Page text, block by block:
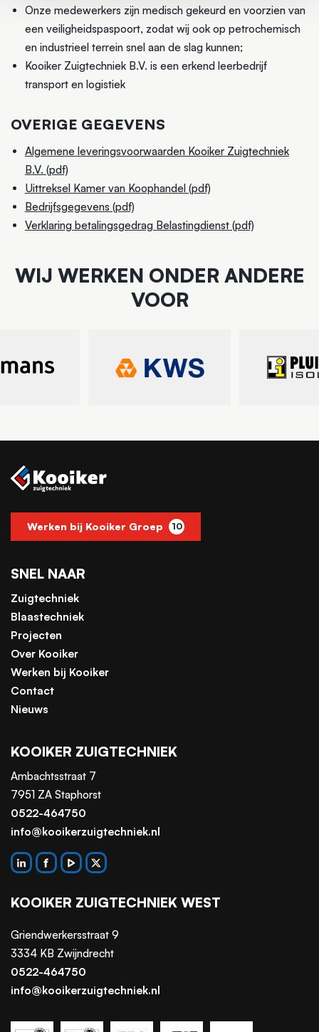
Onze medewerkers zijn medisch gekeurd en voorzien van
een veiligheidspaspoort, zodat wij ook op petrochemisch
en industrieel terrein snel aan de slag kunnen;
Kooiker Zuigtechniek B.V. is een erkend leerbedrijf
transport en logistiek
OVERIGE GEGEVENS
Algemene leveringsvoorwaarden Kooiker Zuigtechniek
B.V. (pdf)
Uittreksel Kamer van Koophandel (pdf)
Bedrijfsgegevens (pdf)
Verklaring betalingsgedrag Belastingdienst (pdf)
WIJ WERKEN ONDER ANDERE
VOOR
Werken bij Kooiker Groep 10
SNEL NAAR
Zuigtechniek
Blaastechniek
Projecten
Over Kooiker
Werken bij Kooiker
Contact
Nieuws
KOOIKER ZUIGTECHNIEK
Ambachtsstraat 7
7951 ZA Staphorst
0522-464750
info@kooikerzuigtechniek.nl
KOOIKER ZUIGTECHNIEK WEST
Griendwerkersstraat 9
3334 KB Zwijndrecht
0522-464750
info@kooikerzuigtechniek.nl